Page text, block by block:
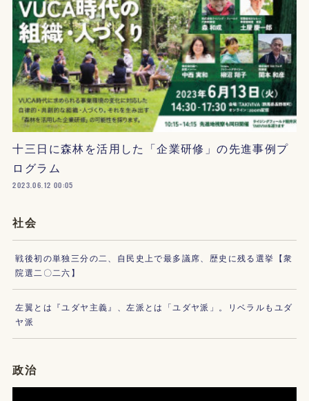
十三日に森林を活用した「企業研修」の先進事例プ
ログラム
2023.06.12 00:05
社会
戦後初の単独三分の二、自民史上で最多議席、歴史に残る選挙【衆
院選二〇二六】
左翼とは『ユダヤ主義』、左派とは「ユダヤ派」。リベラルもユダ
ヤ派
政治